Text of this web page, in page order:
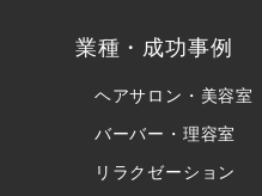
業種・成功事例
ヘアサロン・美容室
バーバー・理容室
リラクゼーション